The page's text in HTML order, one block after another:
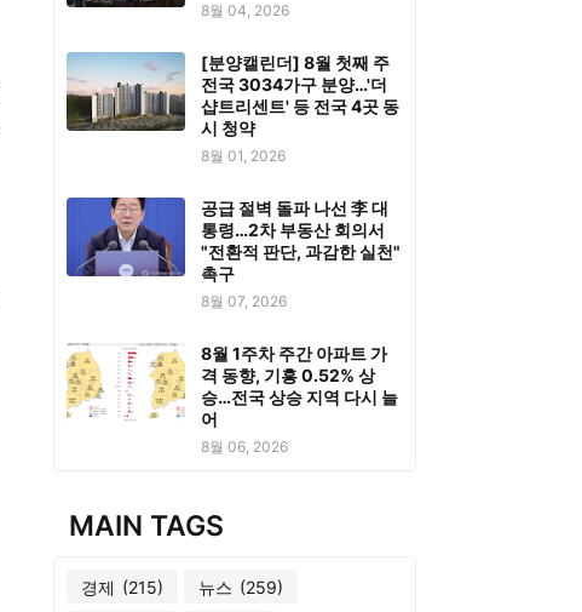
8월 04, 2026
[분양캘린더] 8월 첫째 주
전국 3034가구 분양…'더
샵트리센트' 등 전국 4곳 동
시 청약
8월 01, 2026
공급 절벽 돌파 나선 李 대
통령…2차 부동산 회의서
"전환적 판단, 과감한 실천"
촉구
8월 07, 2026
8월 1주차 주간 아파트 가
격 동향, 기흥 0.52% 상
승…전국 상승 지역 다시 늘
어
8월 06, 2026
MAIN TAGS
경제 (215) 뉴스 (259)